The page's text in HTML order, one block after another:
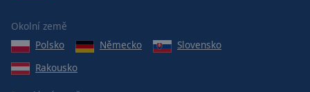
Okolní země
Polsko
Německo
Slovensko
Rakousko